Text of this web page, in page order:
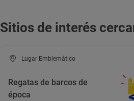
Sitios de interés
Lugar Emblemático
Regatas de barcos de
época